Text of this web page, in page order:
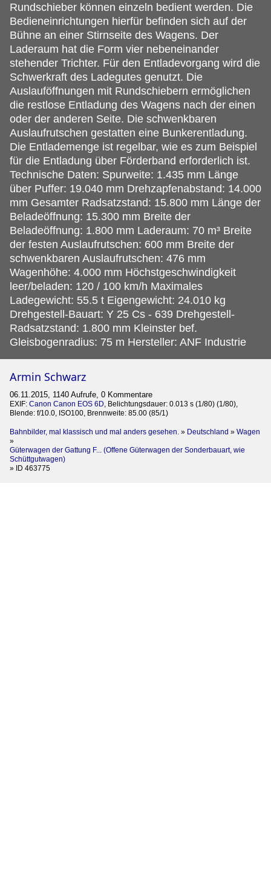
Rundschieber können einzeln bedient werden. Die
Bedieneinrichtungen hierfür befinden sich auf der
Bühne an einer Stirnseite des Wagens. Der
Laderaum hat die Form vier nebeneinander
stehender Trichter. Für den Entladevorgang wird die
Schwerkraft des Ladegutes genutzt. Die
Auslauföffnungen mit Rundschiebern ermöglichen
die restlose Entladung des Wagens nach der einen
oder der anderen Seite. Die schwenkbaren
Auslaufrutschen gestatten eine Bunkerentladung.
Die Entlademenge ist regelbar, wie es zum Beispiel
für die Entladung über Förderband erforderlich ist.
Technische Daten: Spurweite: 1.435 mm Länge
über Puffer: 19.040 mm Drehzapfenabstand: 14.000
mm Gesamter Radsatzstand: 15.800 mm Länge der
Beladeöffnung: 15.300 mm Breite der
Beladeöffnung: 1.800 mm Laderaum: 70 m³ Breite
der festen Auslaufrutschen: 600 mm Breite der
schwenkbaren Auslaufrutschen: 476 mm
Wagenhöhe: 4.000 mm Höchstgeschwindigkeit
leer/beladen: 120 / 100 km/h Maximales
Ladegewicht: 55.5 t Eigengewicht: 24.010 kg
Drehgestell-Bauart: Y 25 Cs - 639 Drehgestell-
Radsatzstand: 1.800 mm Kleinster bef.
Gleisbogenradius: 75 m Hersteller: ANF Industrie
Armin Schwarz
06.11.2015, 1140 Aufrufe, 0 Kommentare
EXIF: Canon Canon EOS 6D, Belichtungsdauer: 0.013 s (1/80) (1/80),
Blende: f/10.0, ISO100, Brennweite: 85.00 (85/1)
Bahnbilder, mal klassisch und mal anders gesehen. » Deutschland » Wagen
»
Güterwagen der Gattung F... (Offene Güterwagen der Sonderbauart, wie
Schüttgutwagen)
» ID 463775